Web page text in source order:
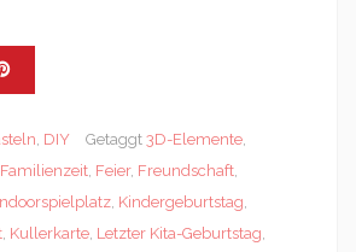
, DIY Getaggt 3D-Elemente,
Familienzeit, Feier, Freundschaft,
, Kindergeburtstag,
, Kullerkarte, Letzter Kita-Geburtstag,